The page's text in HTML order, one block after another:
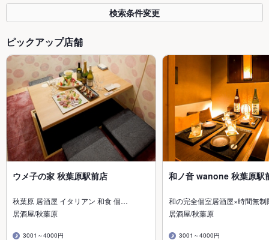
検索条件変更
ピックアップ店舗
ウメ子の家 秋葉原駅前店
秋葉原 居酒屋 イタリアン 和食 個…
居酒屋/秋葉原
3001～4000円
和ノ音 wanone 秋葉原駅
和の完全個室居酒屋×時間無制
居酒屋/秋葉原
3001～4000円